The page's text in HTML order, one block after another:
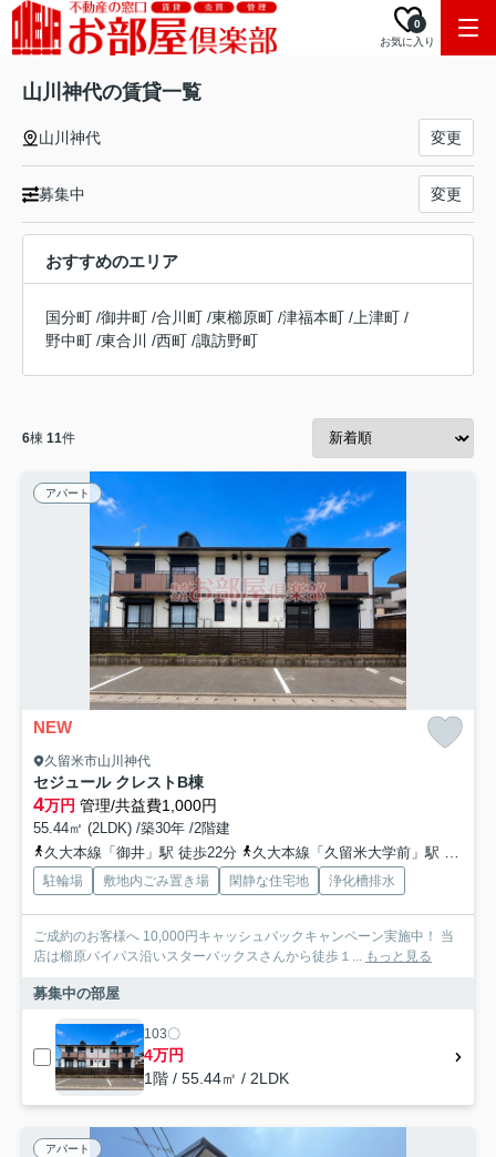
お気に入り
0
山川神代の賃貸一覧
山川神代 変更
募集中 変更
おすすめのエリア
国分町 /御井町 /合川町 /東櫛原町 /津福本町 / 上津町 /
野中町 /東合川 /西町 /諏訪野町
6棟 11件
アパート
NEW
久留米市山川神代
セジュール クレストB棟
4万円 管理/共益費1,000円
55.44㎡ (2LDK) /築30年 /2階建
久大本線「御井」駅 徒歩22分
久大本線「久留米大学前」駅 徒歩30分
駐輪場 敷地内ごみ置き場 閑静な住宅地 浄化槽排水
ご成約のお客様へ 10,000円キャッシュバックキャンペーン実施中！ 当
店は櫛原バイパス沿いスターバックスさんから徒歩１... もっと見る
募集中の部屋
103〇
4万円
1階 / 55.44㎡ / 2LDK
アパート